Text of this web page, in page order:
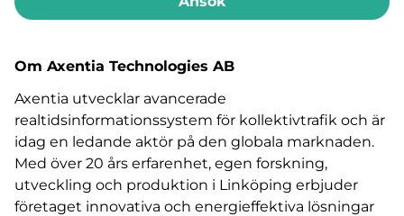
Om Axentia Technologies AB
Axentia utvecklar avancerade
realtidsinformationssystem för kollektivtrafik och är
idag en ledande aktör på den globala marknaden.
Med över 20 års erfarenhet, egen forskning,
utveckling och produktion i Linköping erbjuder
företaget innovativa och energieffektiva lösningar